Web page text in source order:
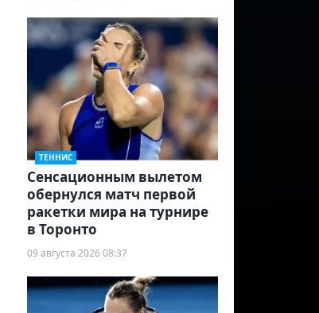
ТЕННИС
Сенсационным вылетом
обернулся матч первой
ракетки мира на турнире
в Торонто
09 августа 2026 08:37